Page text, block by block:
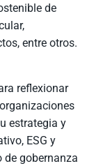
de
entre otros.
reflexionar
estrategia y
ESG y
de gobernanza